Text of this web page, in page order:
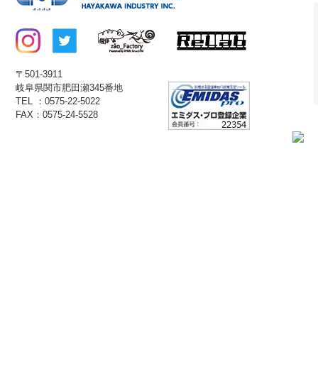
〒501-3911
岐阜県関市肥田瀬345番地
TEL ：0575-22-5022
FAX：0575-24-5528